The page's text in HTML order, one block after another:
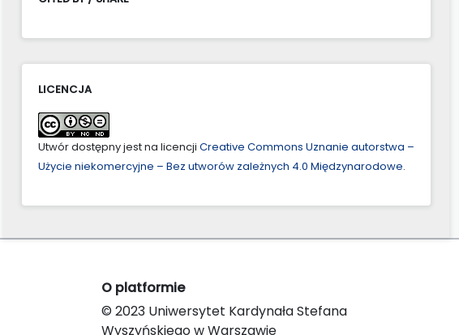
LICENCJA
Utwór dostępny jest na licencji Creative Commons Uznanie autorstwa –
Użycie niekomercyjne – Bez utworów zależnych 4.0 Międzynarodowe.
O platformie
© 2023 Uniwersytet Kardynała Stefana
Wyszyńskiego w Warszawie